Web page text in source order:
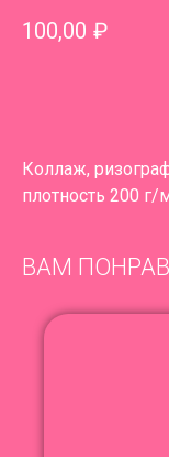
100,00 ₽
Коллаж,
плотность 200 г/
ВАМ